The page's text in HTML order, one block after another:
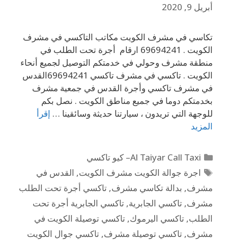
أبريل 9, 2020
تكاسي في مشرف الكويت مكاتب التاكسي في مشرف
الكويت . 69694241 ارقام أجرة تحت الطلب في
منطقة مشرف وحولي في خدمتكم التوصيل لجميع أنحاء
الكويت . تاكسي في مشرف تاكسي 69694241القدس
في مشرف تاكسي وأجرة القدس في جمعية مشرف
بخدمتكم دوما في جميع مناطق الكويت . نصل بكم
للوجهة التي تريدون ، سيارتنا حديثة وسائقينا … إقرأ
المزيد
Al Taiyar Call Taxi– كيو تاكسي
اجرة جوالة الكويت مشرف الكويت, القدس في
مشرف, بدالة تكاسي مشرف, تاكسي أجرة تحت الطلب
مشرف, تاكسي الجابرية, تاكسي الجابرية أجرة تحت
الطلب, تاكسي اليرموك, تاكسي توصيلة الكويت في
مشرف, تاكسي توصيلة مشرف, تاكسي جوال الكويت